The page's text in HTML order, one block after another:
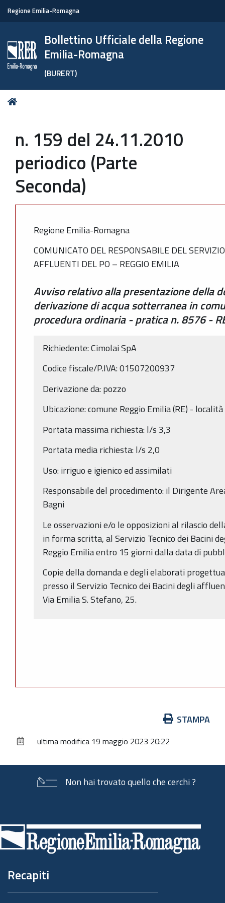
Regione Emilia-Romagna
Bollettino Ufficiale della Regione
Emilia-Romagna
(BURERT)
Tu
n. 159 del 24.11.2010
periodico (Parte
Seconda)
Regione Emilia-Romagna
COMUNICATO DEL RESPONSABILE DEL
AFFLUENTI DEL PO – REGGIO EMILIA
Avviso relativo alla presentazione della
derivazione di acqua sotterranea in
procedura ordinaria - pratica n. 8576 -
Richiedente: Cimolai SpA
Codice fiscale/P.IVA: 01507200937
Derivazione da: pozzo
Ubicazione: comune Reggio Emilia (RE) -
Portata massima richiesta: l/s 3,3
Portata media richiesta: l/s 2,0
Uso: irriguo e igienico ed assimilati
Responsabile del procedimento: il Dirigente
Bagni
Le osservazioni e/o le opposizioni al rilascio
in forma scritta, al Servizio Tecnico dei Bacini
Reggio Emilia entro 15 giorni dalla data di
Copie della domanda e degli elaborati
presso il Servizio Tecnico dei Bacini degli
Via Emilia S. Stefano, 25.
documento
STAMPA
ultima modifica 19 maggio 2023 20:22
Non hai trovato quello che cerchi ?
di
pagina
Recapiti